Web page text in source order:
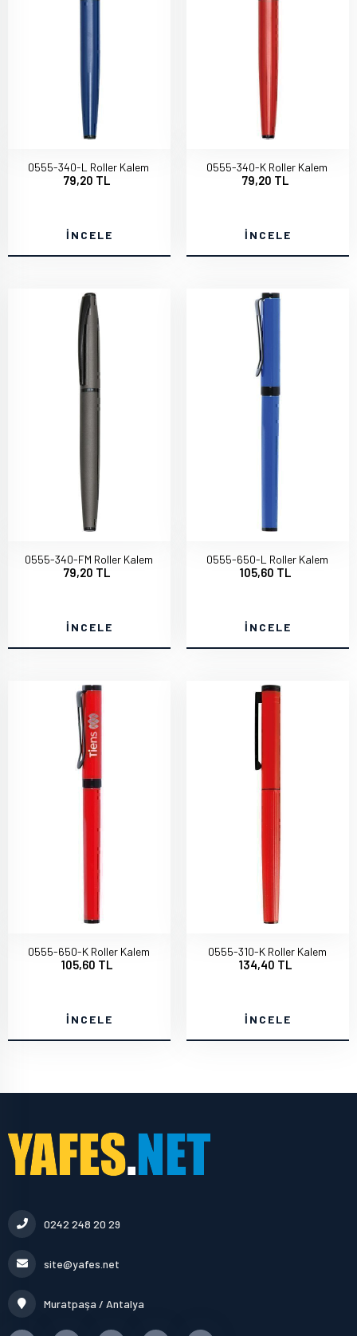
0555-340-L Roller Kalem
79,20 TL
İNCELE
0555-340-K Roller Kalem
79,20 TL
İNCELE
0555-340-FM Roller Kalem
79,20 TL
İNCELE
0555-650-L Roller Kalem
105,60 TL
İNCELE
0555-650-K Roller Kalem
105,60 TL
İNCELE
0555-310-K Roller Kalem
134,40 TL
İNCELE
0242 248 20 29
site@yafes.net
Muratpaşa / Antalya